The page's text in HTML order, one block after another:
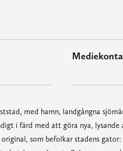
med hamn, landgångna
i färd med att göra nya, lysande
som befolkar stadens